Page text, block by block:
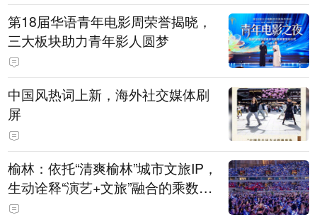
第18届华语青年电影周荣誉揭晓，
三大板块助力青年影人圆梦
中国风热词上新，海外社交媒体刷
屏
榆林：依托“清爽榆林”城市文旅IP，
生动诠释“演艺+文旅”融合的乘数效
应